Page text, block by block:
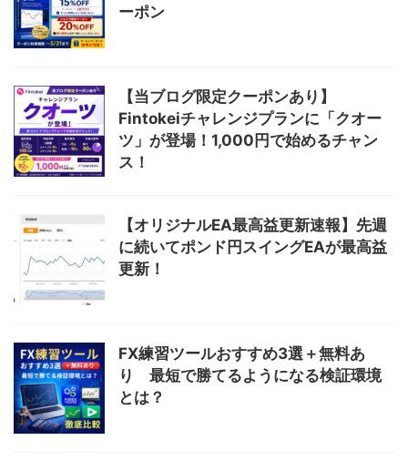
ーポン
【当ブログ限定クーポンあり】
Fintokeiチャレンジプランに「クオー
ツ」が登場！1,000円で始めるチャン
ス！
【オリジナルEA最高益更新速報】先週
に続いてポンド円スイングEAが最高益
更新！
FX練習ツールおすすめ3選＋無料あ
り 最短で勝てるようになる検証環境
とは？